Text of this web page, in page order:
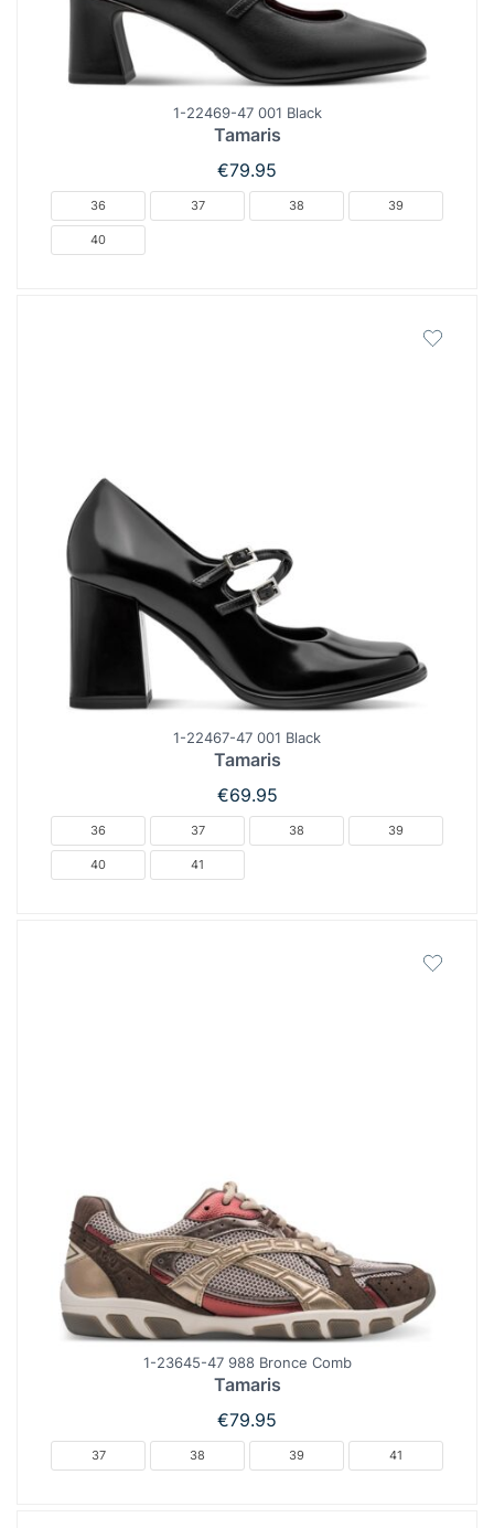
1-22469-47 001 Black
Tamaris
€79.95
36 37 38 39
40
1-22467-47 001 Black
Tamaris
€69.95
36 37 38 39
40 41
1-23645-47 988 Bronce Comb
Tamaris
€79.95
37 38 39 41